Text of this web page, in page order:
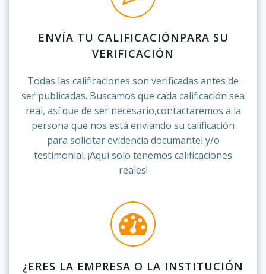
ENVÍA TU CALIFICACIÓNPARA SU
VERIFICACIÓN
Todas las calificaciones son verificadas antes de
ser publicadas. Buscamos que cada calificación sea
real, así que de ser necesario,contactaremos a la
persona que nos está enviando su calificación
para solicitar evidencia documantel y/o
testimonial. ¡Aquí solo tenemos calificaciones
reales!
¿ERES LA EMPRESA O LA INSTITUCIÓN